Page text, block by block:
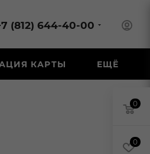
(812) 644-40-00
КАРТЫ ЕЩЁ
0
0